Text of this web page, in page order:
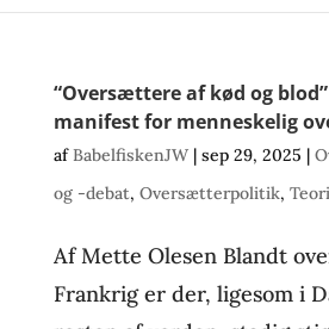
“Oversættere af kød og
manifest for menneskelig
afBabelfiskenJW| sep 29, 2025 |
og -debat, Oversætterpolitik,
Af Mette Olesen Blandt
Frankrig er der, ligesom i